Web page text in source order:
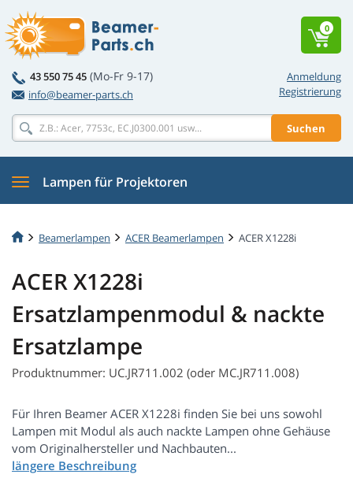
Anmeldung
Registrierung
43 550 75 45 (Mo-Fr 9-17)
info@beamer-parts.ch
Suchen
0
Lampen für Projektoren
Beamerlampen ACER Beamerlampen ACER X1228i
ACER X1228i
Ersatzlampenmodul & nackte
Ersatzlampe
Produktnummer: UC.JR711.002 (oder MC.JR711.008)
Für Ihren Beamer ACER X1228i finden Sie bei uns sowohl
Lampen mit Modul als auch nackte Lampen ohne Gehäuse
vom Originalhersteller und Nachbauten...